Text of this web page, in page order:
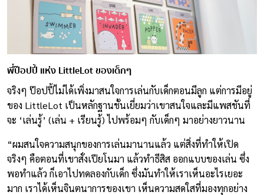
พี่ป๊อปปี้ แห่งLittleLotของเด็กๆ
จริงๆ ป๊อปปี้ไม่ได้เพิ่งมาสนใจการเล่นกับเด็กตอนมีลูก แต่การมีอยู่
ของ LittleLot เป็นหลักฐานชั้นเยี่ยมว่าเขาสนใจและมีแพสชันที่
จะ ‘เล่นรู้’ (เล่น + เรียนรู้) ไปพร้อมๆ กับเด็กๆ มาอย่างยาวนาน
“ผมสนใจความสนุกของการเล่นมานานแล้ว แต่สิ่งที่ทำให้เปิด
จริงๆ คือตอนที่เขาสั่งเปียโนมา แล้วทำธีสิส ออกแบบของเล่น ซึ่ง
พอทำแล้ว ก็เอาไปทดลองกับเด็ก ซึ่งมันทำให้เราเห็นอะไรเยอะ
มาก เราได้เห็นจินตนาการของเขา เห็นความสดใสที่มองทุกอย่าง